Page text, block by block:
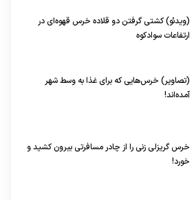
(ویدئو) کشتی گرفتن دو قلاده خرس قهوه‌ای در
ارتفاعات سوادکوه
(تصاویر) خرس‌هایی که برای غذا به وسط شهر
آمده‌اند!
خرس گریزلی زنی را از چادر مسافرتی بیرون کشید و
خورد!